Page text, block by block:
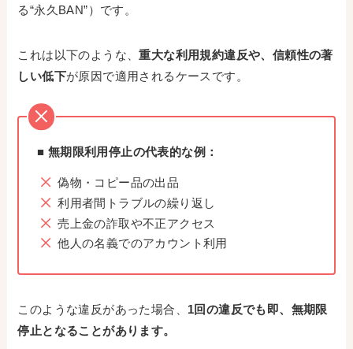
る“永久BAN”）です。
これは以下のような、重大な利用規約違反や、信頼性の著
しい低下が原因で適用されるケースです。
■ 無期限利用停止の代表的な例：
偽物・コピー品の出品
利用者間トラブルの繰り返し
売上金の詐取や不正アクセス
他人の名義でのアカウント利用
このような違反があった場合、 1回の違反でも即、無期限
停止となることがあります。